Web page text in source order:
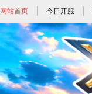
网站首页 今日开服